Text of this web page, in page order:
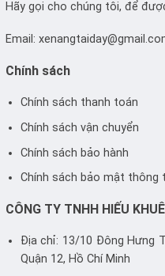
Hãy gọi cho chúng tôi, để
Email:
Chính sách
Chính sách thanh toán
Chính sách vận chuyển
Chính sách bảo hành
Chính sách bảo mật thông
CÔNG TY TNHH HIẾU KHUÊ
Địa chỉ: 13/10 Đông Hưng
Quận 12, Hồ Chí Minh